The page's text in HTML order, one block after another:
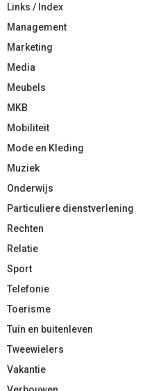
Links / Index
Management
Marketing
Media
Meubels
MKB
Mobiliteit
Mode en Kleding
Muziek
Onderwijs
Particuliere dienstverlening
Rechten
Relatie
Sport
Telefonie
Toerisme
Tuin en buitenleven
Tweewielers
Vakantie